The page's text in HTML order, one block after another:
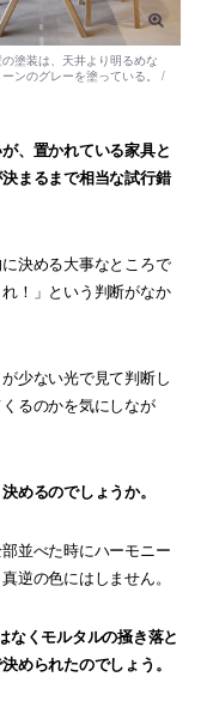
、置かれている家具と
まるまで相当な試行錯
決める大事なところで
！」という判断がなか
少ない光で見て判断し
るのかを気にしなが
めるのでしょうか。
並べた時にハーモニー
逆の色にはしません。
くモルタルの掻き落と
められたのでしょう。